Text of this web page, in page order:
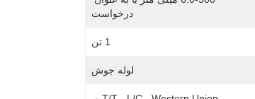
درخواست
1 تن
لوله جوش